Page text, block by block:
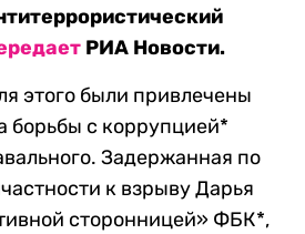
РИА Новости.
этого были привлечены
борьбы с коррупцией*
Задержанная по
к взрыву Дарья
сторонницей» ФБК*,